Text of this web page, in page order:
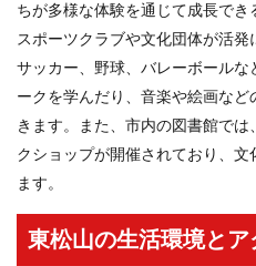
ちが多様な体験を通じて成長で
スポーツクラブや文化団体が活
サッカー、野球、バレーボール
ークを学んだり、音楽や絵画な
きます。また、市内の図書館で
クショップが開催されており、
ます。
東松山の生活環境とア